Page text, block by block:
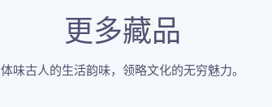
更多藏品
体味古人的生活韵味，领略文化的无穷魅力。